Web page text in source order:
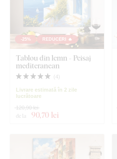
-25% REDUCERI 🔥
Tablou din lemn - Peisaj
mediteranean
( 4)
Livrare estimată în 2 zile
lucrătoare
de la 90,70 lei
120,90 lei